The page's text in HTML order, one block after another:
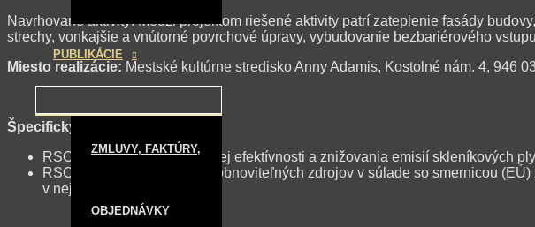
PUBLIKÁCIE
ZMLUVY, FAKTÚRY,
OBJEDNÁVKY
Navrhované aktivity: Medzi projektom riešené aktivity patrí zateplenie fasády
strechy, vonkajšie a vnútorné povrchové úpravy, vybudovanie bezbariérového
Miesto realizácie: Mestské kultúrne stredisko Anny Adamis, Kostolné nám. 4, 946
Špecifický cieľ:
RSO2.1 Podpora energetickej efektívnosti a znižovania emisií skleníkových
RSO2.2 Podpora energie z obnoviteľných zdrojov v súlade so smernicou
v nej stanovené (EFRR)